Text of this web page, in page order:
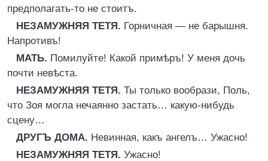
предполагать-то не стоитъ.
НЕЗАМУЖНЯЯ ТЕТЯ. Горничная — не барышня.
Напротивъ!
МАТЬ. Помилуйте! Какой примѣръ! У меня дочь
почти невѣста.
НЕЗАМУЖНЯЯ ТЕТЯ. Ты только вообрази, Поль,
что Зоя могла нечаянно застать… какую-нибудь
сцену…
ДРУГЪ ДОМА. Невинная, какъ ангелъ… Ужасно!
НЕЗАМУЖНЯЯ ТЕТЯ. Ужасно!